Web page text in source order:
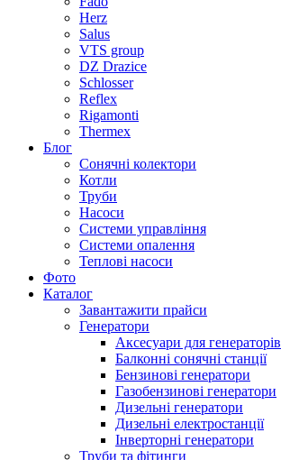
Herz
Salus
VTS group
DZ Drazice
Schlosser
Reflex
Rigamonti
Thermex
Блог
Сонячні колектори
Котли
Труби
Насоси
Системи управління
Системи опалення
Теплові насоси
Фото
Каталог
Завантажити прайси
Генератори
Аксесуари для генераторів
Балконні сонячні станції
Бензинові генератори
Газобензинові генератори
Дизельні генератори
Дизельні електростанції
Інверторні генератори
Труби та фітинги